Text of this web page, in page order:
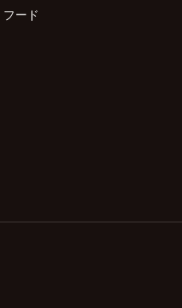
フード